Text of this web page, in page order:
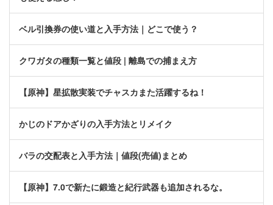
ベル引換券の使い道と入手方法｜どこで使う？
クワガタの種類一覧と値段 | 離島での捕まえ方
【原神】星拡散実装でチャスカまた活躍するね！
かじのドアかざりの入手方法とリメイク
バラの交配表と入手方法｜値段(売値)まとめ
【原神】7.0で新たに鍛造と紀行武器も追加されるな。